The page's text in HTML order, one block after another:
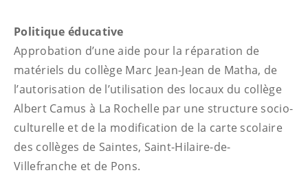
Politique éducative
Approbation d’une aide pour la réparation de
matériels du collège Marc Jean-Jean de Matha, de
l’autorisation de l’utilisation des locaux du collège
Albert Camus à La Rochelle par une structure socio-
culturelle et de la modification de la carte scolaire
des collèges de Saintes, Saint-Hilaire-de-
Villefranche et de Pons.